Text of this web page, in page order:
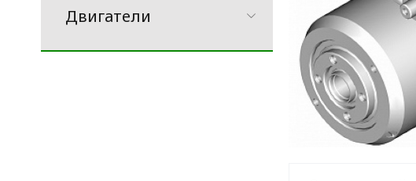
Двигатели